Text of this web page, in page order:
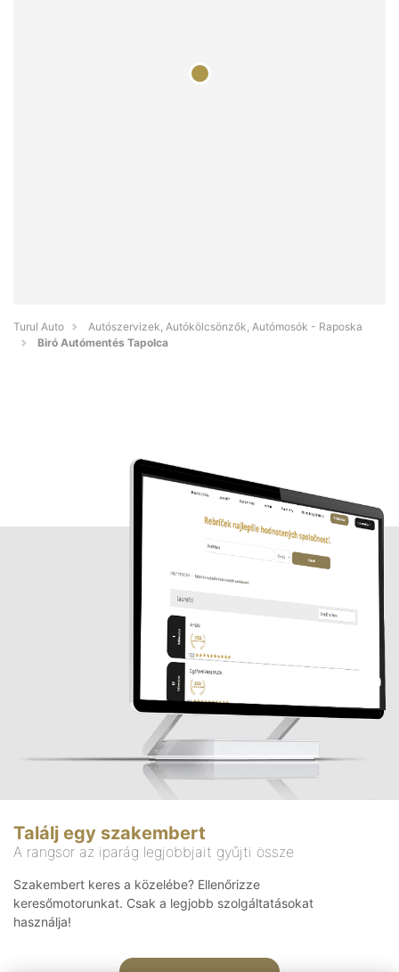
Turul Auto
Autószervizek, Autókölcsönzők, Autómosók - Raposka
Biró Autómentés Tapolca
Találj egy szakembert
A rangsor az iparág legjobbjait gyűjti össze
Szakembert keres a közelébe? Ellenőrizze
keresőmotorunkat. Csak a legjobb szolgáltatásokat
használja!